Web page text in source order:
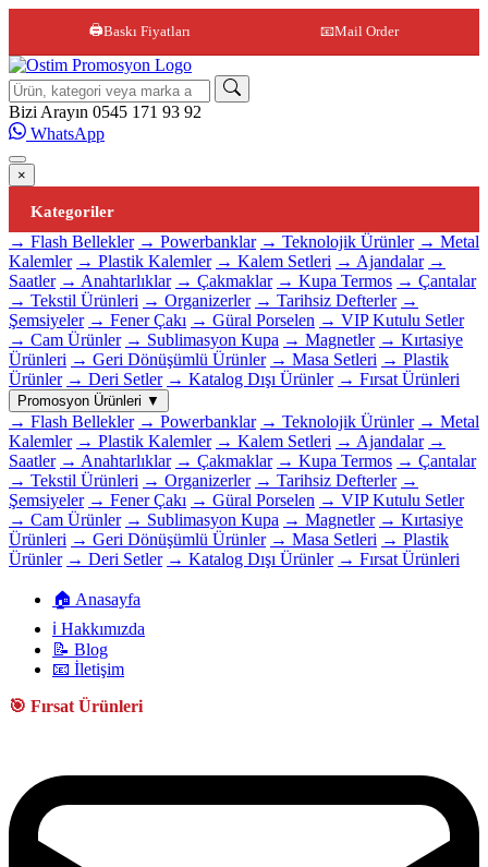
🖨️Baskı Fiyatları 📧Mail Order
Site içi arama
Bizi Arayın 0545 171 93 92
WhatsApp
×
Kategoriler
→ Flash Bellekler → Powerbanklar → Teknolojik Ürünler → Metal
Kalemler → Plastik Kalemler → Kalem Setleri → Ajandalar →
Saatler → Anahtarlıklar → Çakmaklar → Kupa Termos → Çantalar
→ Tekstil Ürünleri → Organizerler → Tarihsiz Defterler →
Şemsiyeler → Fener Çakı → Güral Porselen → VIP Kutulu Setler
→ Cam Ürünler → Sublimasyon Kupa → Magnetler → Kırtasiye
Ürünleri → Geri Dönüşümlü Ürünler → Masa Setleri → Plastik
Ürünler → Deri Setler → Katalog Dışı Ürünler → Fırsat Ürünleri
Promosyon Ürünleri ▼
→ Flash Bellekler → Powerbanklar → Teknolojik Ürünler → Metal
Kalemler → Plastik Kalemler → Kalem Setleri → Ajandalar →
Saatler → Anahtarlıklar → Çakmaklar → Kupa Termos → Çantalar
→ Tekstil Ürünleri → Organizerler → Tarihsiz Defterler →
Şemsiyeler → Fener Çakı → Güral Porselen → VIP Kutulu Setler
→ Cam Ürünler → Sublimasyon Kupa → Magnetler → Kırtasiye
Ürünleri → Geri Dönüşümlü Ürünler → Masa Setleri → Plastik
Ürünler → Deri Setler → Katalog Dışı Ürünler → Fırsat Ürünleri
🏠 Anasayfa
ℹ️ Hakkımızda
📝 Blog
📧 İletişim
🎯 Fırsat Ürünleri